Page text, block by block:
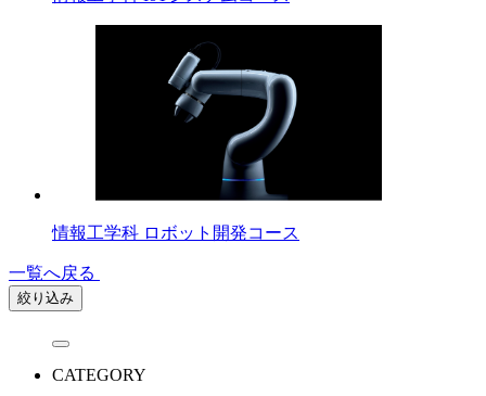
情報工学科 ロボット開発コース
一覧へ戻る
絞り込み
CATEGORY